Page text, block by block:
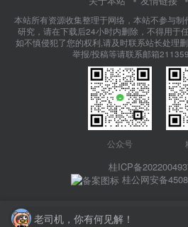
本站所有资源收集整理于网络，本站不参与
研究，请在下载后24小时内删除，不得用于
如不慎侵犯了您的权利,请及时联系站长处理
举报/投稿等请联系邮箱
公众号
桂ICP备
桂公网安备
老司机，你有何见解！